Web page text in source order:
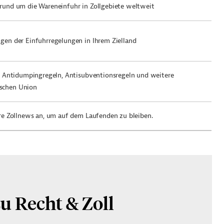
um die Wareneinfuhr in Zollgebiete weltweit
der Einfuhrregelungen in Ihrem Zielland
Antidumpingregeln, Antisubventionsregeln und weitere
Union
Zollnews an, um auf dem Laufenden zu bleiben.
Recht & Zoll